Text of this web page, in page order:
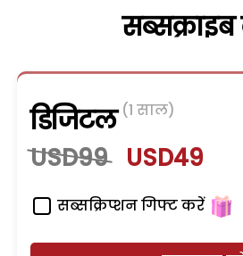
डिजिटल (1 साल)
USD99 USD49
सब्सक्रिप्शन गिफ्ट करें